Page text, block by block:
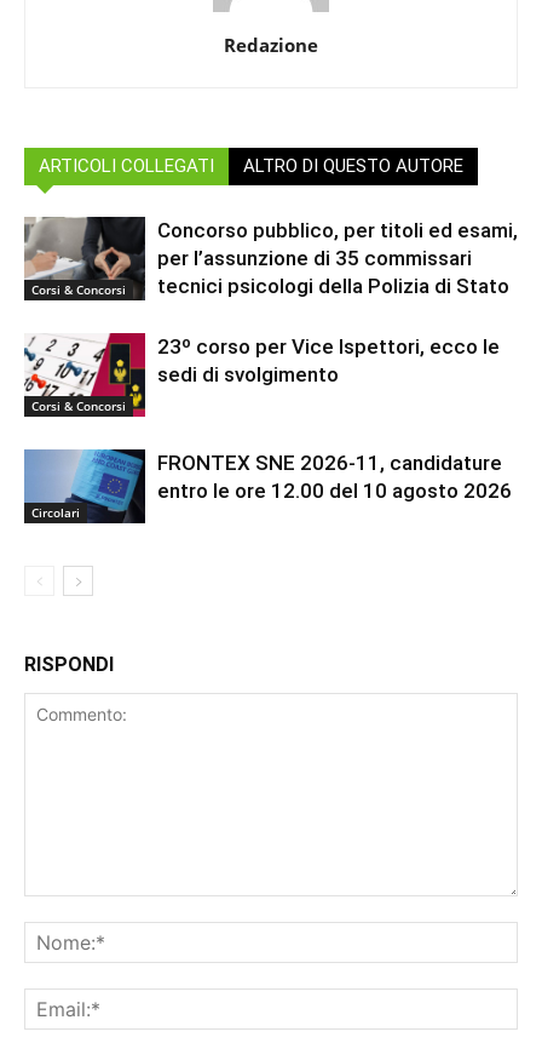
Redazione
ARTICOLI COLLEGATI ALTRO DI QUESTO AUTORE
Corsi & Concorsi
Concorso pubblico, per titoli ed esami,
per l’assunzione di 35 commissari
tecnici psicologi della Polizia di Stato
Corsi & Concorsi
23º corso per Vice Ispettori, ecco le
sedi di svolgimento
Circolari
FRONTEX SNE 2026-11, candidature
entro le ore 12.00 del 10 agosto 2026
RISPONDI